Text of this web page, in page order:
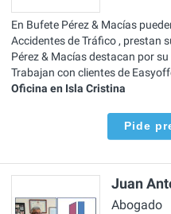
En Bufete Pérez & Macías
Accidentes de Tráfico , prestan
Pérez & Macías destacan por
Trabajan con clientes de
Oficina en Isla Cristina
Pide
Juan
Abogado